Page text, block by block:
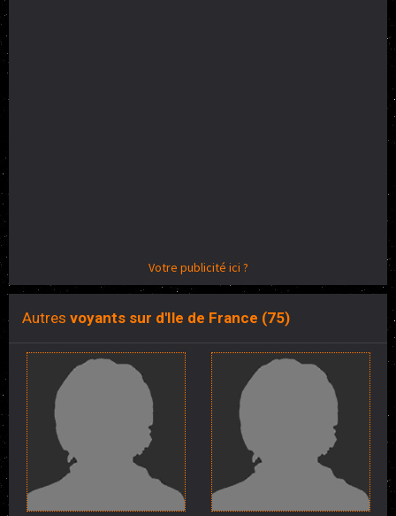
Votre publicité ici ?
Autres voyants sur d'Ile de France (75)